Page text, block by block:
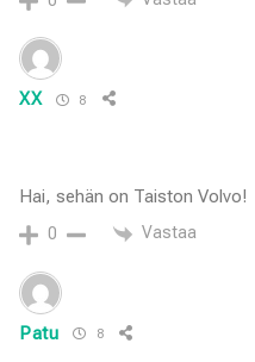
XX 8
Hai, sehän on Taiston Volvo!
0 Vastaa
Patu 8